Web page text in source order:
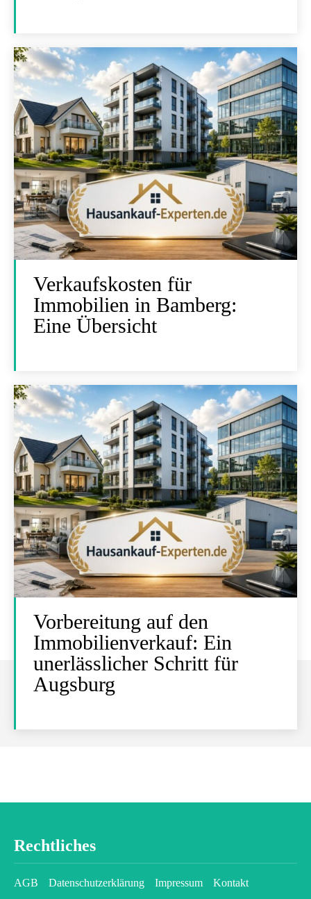
Verkaufskosten für
Immobilien in Bamberg:
Eine Übersicht
Vorbereitung auf den
Immobilienverkauf: Ein
unerlässlicher Schritt für
Augsburg
Rechtliches
AGB Datenschutzerklärung Impressum Kontakt